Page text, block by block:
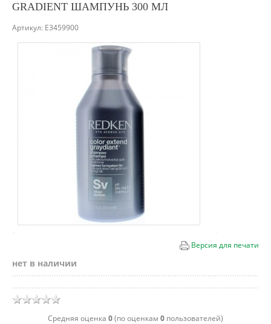
GRADIENT ШАМПУНЬ 300 МЛ
Артикул: E3459900
Версия для печати
нет в наличии
Cредняя оценка 0(по оценкам 0 пользователей)